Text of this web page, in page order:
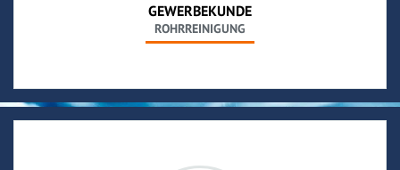
GEWERBEKUNDE
ROHRREINIGUNG